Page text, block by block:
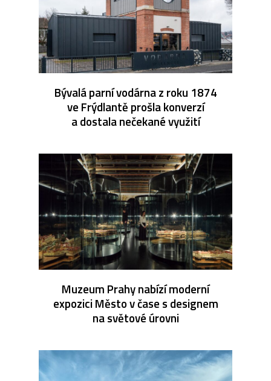
Bývalá parní vodárna z roku 1874
ve Frýdlantě prošla konverzí
a dostala nečekané využití
Muzeum Prahy nabízí moderní
expozici Město v čase s designem
na světové úrovni